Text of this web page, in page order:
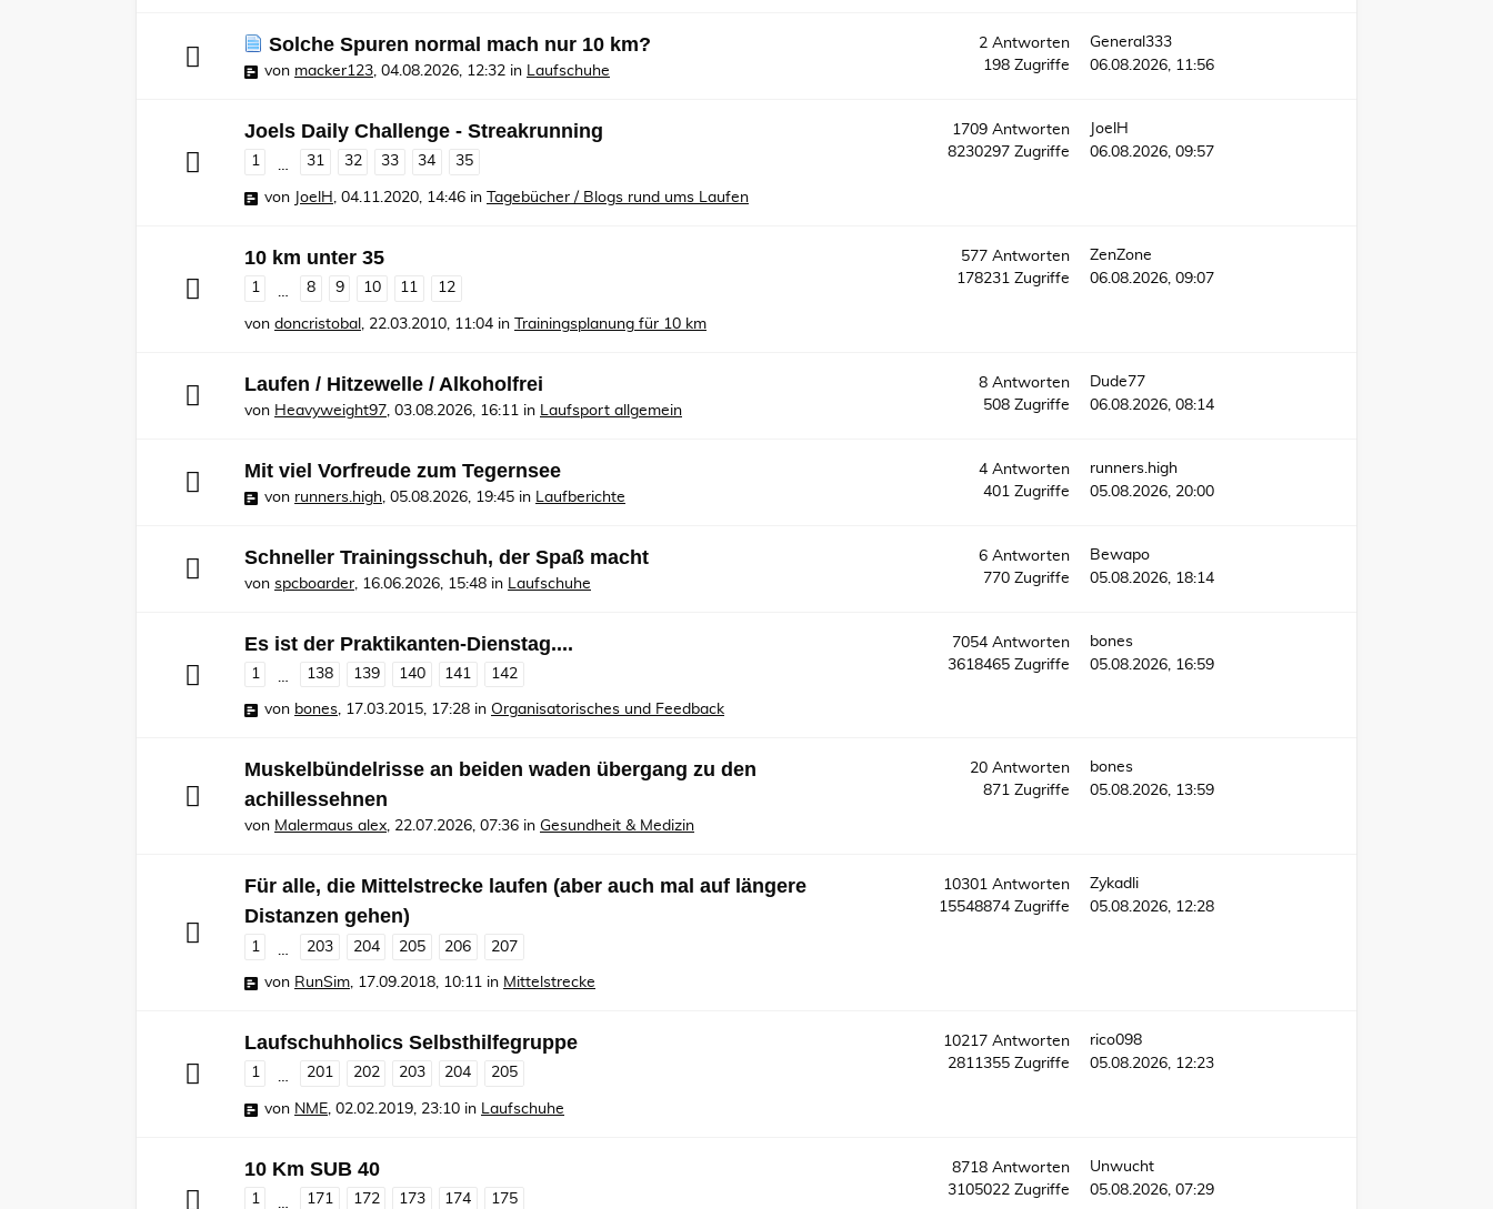
Solche Spuren normal mach nur 10 km?
von macker123, 04.08.2026, 12:32 in Laufschuhe
2Antworten
198Zugriffe
General333
06.08.2026, 11:56
Joels Daily Challenge - Streakrunning
1 31 32 33 34 35
von JoelH 04.11.2020, 14:46 in Tagebücher / Blogs rund ums Laufen
1709Antworten
8230297Zugriffe
JoelH
06.08.2026, 09:57
10 km unter 35
1 8 9 10 11 12
von doncristobal 22.03.2010, 11:04 in Trainingsplanung für 10 km
577Antworten
178231Zugriffe
ZenZone
06.08.2026, 09:07
Laufen / Hitzewelle / Alkoholfrei
von Heavyweight97 03.08.2026, 16:11 in Laufsport allgemein
8Antworten
508Zugriffe
Dude77
06.08.2026, 08:14
Mit viel Vorfreude zum Tegernsee
von runners.high 05.08.2026, 19:45 in Laufberichte
4Antworten
401Zugriffe
runners.high
05.08.2026, 20:00
Schneller Trainingsschuh, der Spaß macht
von spcboarder 16.06.2026, 15:48 in Laufschuhe
6Antworten
770Zugriffe
Bewapo
05.08.2026, 18:14
Es ist der Praktikanten-Dienstag....
1 … 138 139 140 141 142
von bones, 17.03.2015, 17:28 in Organisatorisches und Feedback
7054Antworten
3618465Zugriffe
bones
05.08.2026, 16:59
Muskelbündelrisse an beiden waden übergang zu den
achillessehnen
von Malermaus alex, 22.07.2026, 07:36 in Gesundheit & Medizin
20Antworten
871Zugriffe
bones
05.08.2026, 13:59
Für alle, die Mittelstrecke laufen (aber auch mal auf längere
Distanzen gehen)
1 … 203 204 205 206 207
von RunSim, 17.09.2018, 10:11 in Mittelstrecke
10301Antworten
15548874Zugriffe
Zykadli
05.08.2026, 12:28
Laufschuhholics Selbsthilfegruppe
1 201 202 203 204 205
von NME 02.02.2019, 23:10 in Laufschuhe
10217Antworten
2811355Zugriffe
rico098
05.08.2026, 12:23
10 Km SUB 40
1 171 172 173 174 175
8718Antworten
3105022Zugriffe
Unwucht
05.08.2026, 07:29